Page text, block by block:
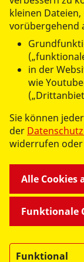
->
->
kleinen
vorübergehend
in der
wie
Sie können
der
widerrufen
Funktionale
Alle Cookies
Funktional